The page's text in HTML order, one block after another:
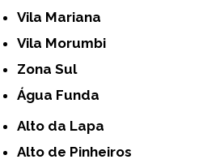
Vila Mariana
Vila Morumbi
Zona Sul
Água Funda
Alto da Lapa
Alto de Pinheiros